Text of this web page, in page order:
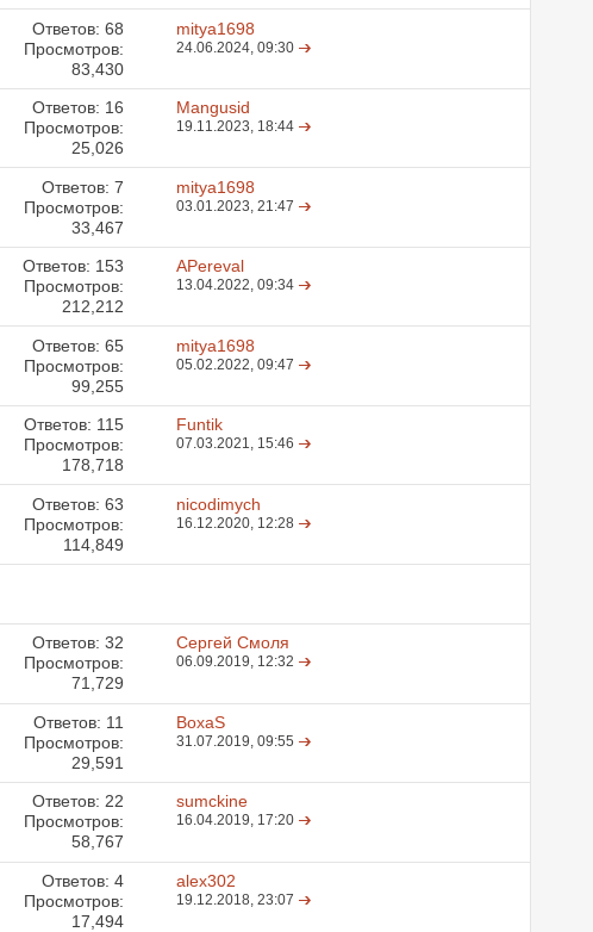
Ответов: 68
Просмотров:
83,430
mitya1698
24.06.2024,09:30
Ответов: 16
Просмотров:
25,026
Mangusid
19.11.2023, 18:44
Ответов: 7
Просмотров:
33,467
mitya1698
03.01.2023,21:47
Ответов: 153
Просмотров:
212,212
APereval
13.04.2022,09:34
Ответов: 65
Просмотров:
99,255
mitya1698
05.02.2022,09:47
Ответов: 115
Просмотров:
178,718
Funtik
07.03.2021, 15:46
Ответов: 63
Просмотров:
114,849
nicodimych
16.12.2020, 12:28
Ответов: 32
Просмотров:
71,729
Сергей Смоля
06.09.2019, 12:32
Ответов: 11
Просмотров:
29,591
BoxaS
31.07.2019,09:55
Ответов: 22
Просмотров:
58,767
sumckine
16.04.2019, 17:20
Ответов: 4
Просмотров:
17,494
alex302
19.12.2018,23:07